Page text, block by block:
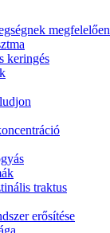
megfelelően
keringés
traktus
erősítése